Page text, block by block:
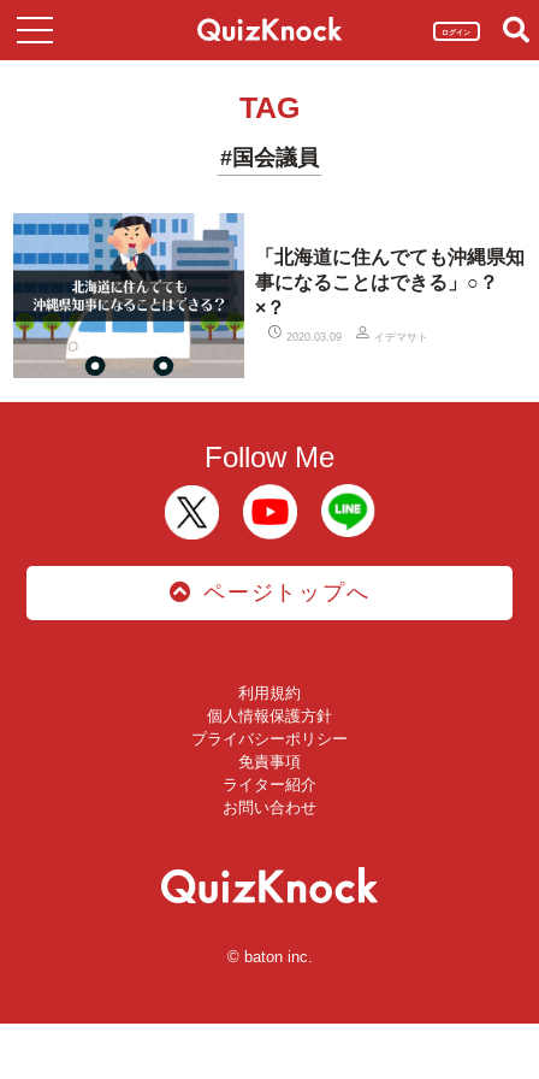
ログイン
TAG
#国会議員
「北海道に住んでても沖縄県知
事になることはできる」○？
×？
2020.03.09 イデマサト
Follow Me
ページトップへ
利用規約
個人情報保護方針
プライバシーポリシー
免責事項
ライター紹介
お問い合わせ
© baton inc.